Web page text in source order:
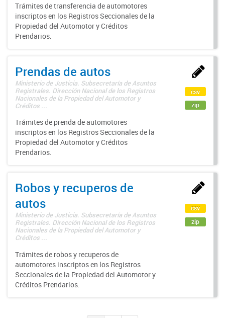
Trámites de transferencia de automotores
inscriptos en los Registros Seccionales de la
Propiedad del Automotor y Créditos
Prendarios.
Prendas de autos
Ministerio de Justicia. Subsecretaría de Asuntos
Registrales. Dirección Nacional de los Registros
Nacionales de la Propiedad del Automotor y
Créditos ...
Trámites de prenda de automotores
inscriptos en los Registros Seccionales de la
Propiedad del Automotor y Créditos
Prendarios.
csv
zip
Robos y recuperos de
autos
Ministerio de Justicia. Subsecretaría de Asuntos
Registrales. Dirección Nacional de los Registros
Nacionales de la Propiedad del Automotor y
Créditos ...
Trámites de robos y recuperos de
automotores inscriptos en los Registros
Seccionales de la Propiedad del Automotor y
Créditos Prendarios.
csv
zip